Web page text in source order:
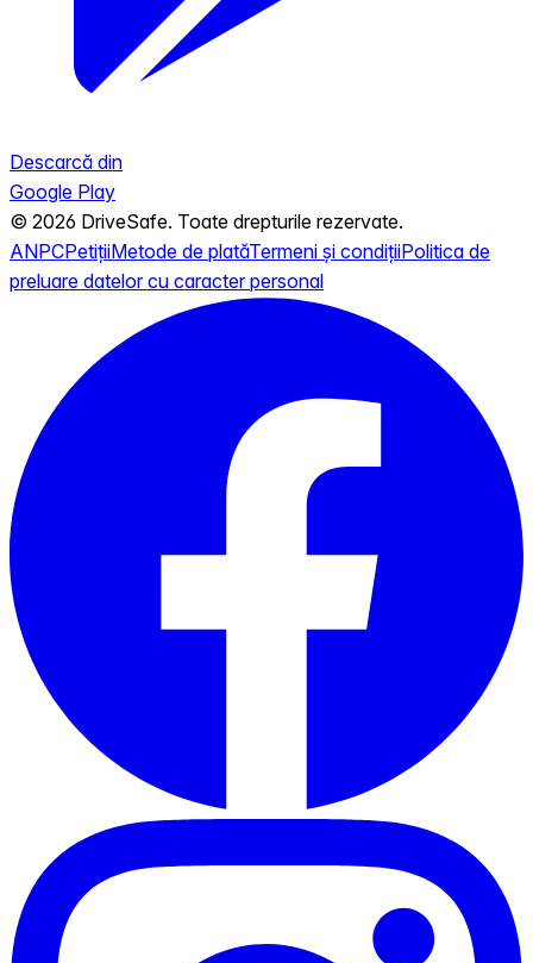
Descarcă din
Google Play
© 2026 DriveSafe. Toate drepturile rezervate.
ANPCPetițiiMetode de platăTermeni și condițiiPolitica de
preluare datelor cu caracter personal